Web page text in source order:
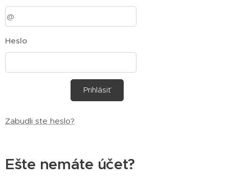
Heslo
Prihlásiť
Zabudli ste heslo?
Ešte nemáte účet?